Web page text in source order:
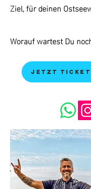
Ziel, für deinen
Worauf wartest Du
Jetzt Ticket